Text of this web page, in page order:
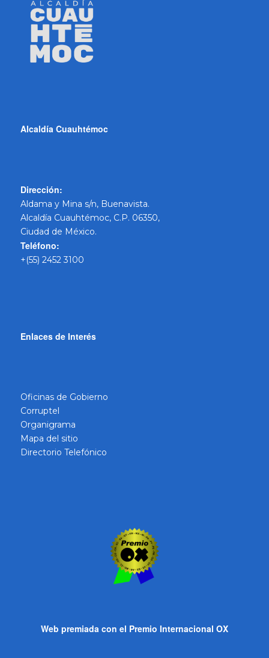
Alcaldía Cuauhtémoc
Dirección:
Aldama y Mina s/n, Buenavista.
Alcaldía Cuauhtémoc, C.P. 06350,
Ciudad de México.
Teléfono:
+(55) 2452 3100
Enlaces de Interés
Oficinas de Gobierno
Corruptel
Organigrama
Mapa del sitio
Directorio Telefónico
Web premiada con el Premio Internacional OX